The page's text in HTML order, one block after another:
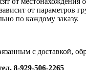
от параметров
по каждому заказу.
с доставкой,
8-929-506-2265